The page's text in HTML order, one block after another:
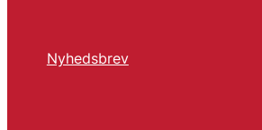
Nyhedsbrev